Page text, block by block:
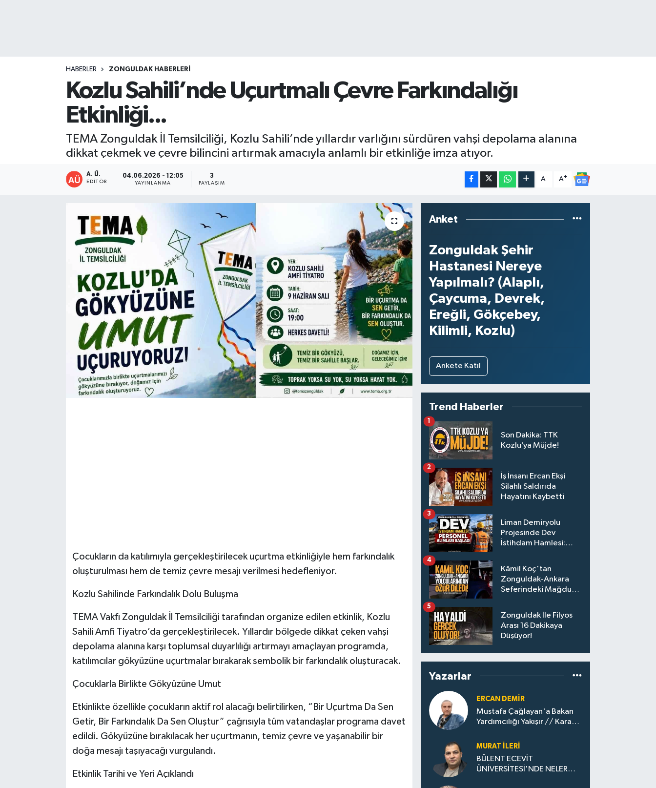
HABERLER ZONGULDAK HABERLERI
Kozlu Sahili’nde Uçurtmalı Çevre Farkındalığı
Etkinliği...
TEMA Zonguldak İl Temsilciliği, Kozlu Sahili’nde yıllardır varlığını sürdüren vahşi depolama alanına
dikkat çekmek ve çevre bilincini artırmak amacıyla anlamlı bir etkinliğe imza atıyor.
A. Ü.
EDITÖR
04.06.2026 - 12:05
YAYINLANMA
3
PAYLAŞIM
A- A+
Çocukların da katılımıyla gerçekleştirilecek uçurtma etkinliğiyle hem farkındalık
oluşturulması hem de temiz çevre mesajı verilmesi hedefleniyor.
Kozlu Sahilinde Farkındalık Dolu Buluşma
TEMA Vakfı Zonguldak İl Temsilciliği tarafından organize edilen etkinlik, Kozlu
Sahili Amfi Tiyatro’da gerçekleştirilecek. Yıllardır bölgede dikkat çeken vahşi
depolama alanına karşı toplumsal duyarlılığı artırmayı amaçlayan programda,
katılımcılar gökyüzüne uçurtmalar bırakarak sembolik bir farkındalık oluşturacak.
Çocuklarla Birlikte Gökyüzüne Umut
Etkinlikte özellikle çocukların aktif rol alacağı belirtilirken, “Bir Uçurtma Da Sen
Getir, Bir Farkındalık Da Sen Oluştur” çağrısıyla tüm vatandaşlar programa davet
edildi. Gökyüzüne bırakılacak her uçurtmanın, temiz çevre ve yaşanabilir bir
doğa mesajı taşıyacağı vurgulandı.
Etkinlik Tarihi ve Yeri Açıklandı
Anket
Zonguldak Şehir
Hastanesi Nereye
Yapılmalı? (Alaplı,
Çaycuma, Devrek,
Ereğli, Gökçebey,
Kilimli, Kozlu)
Ankete Katıl
Trend Haberler
Son Dakika: TTK
Kozlu’ya Müjde!
1
İş İnsanı Ercan Ekşi
Silahlı Saldırıda
Hayatını Kaybetti
2
Liman Demiryolu
Projesinde Dev
İstihdam Hamlesi:
3
Kâmil Koç'tan
Zonguldak-Ankara
Seferindeki Mağdur
4
Zonguldak İle Filyos
Arası 16 Dakikaya
Düşüyor!
5
Yazarlar
ERCAN DEMIR
Mustafa Çağlayan'a Bakan
Yardımcılığı Yakışır // ​Kara
Zonguldak'ın Dönüşümü..
MURAT İLERI
BÜLENT ECEVİT
ÜNİVERSİTESİ'NDE NELER
GÖKÇEBEY
KASTAMONU